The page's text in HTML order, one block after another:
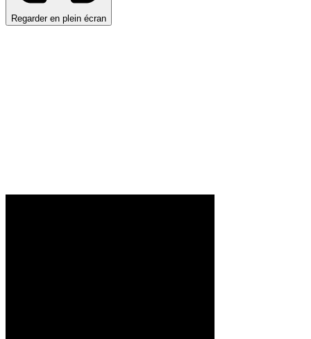
Regarder en plein écran